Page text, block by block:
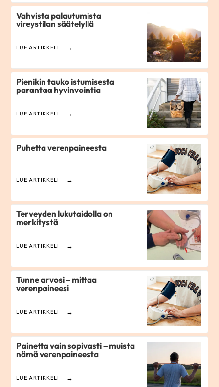
Vahvista palautumista
vireystilan säätelyllä
LUE ARTIKKELI
Pienikin tauko istumisesta
parantaa hyvinvointia
LUE ARTIKKELI
Puhetta verenpaineesta
LUE ARTIKKELI
Terveyden lukutaidolla on
merkitystä
LUE ARTIKKELI
Tunne arvosi – mittaa
verenpaineesi
LUE ARTIKKELI
Painetta vain sopivasti – muista
nämä verenpaineesta
LUE ARTIKKELI